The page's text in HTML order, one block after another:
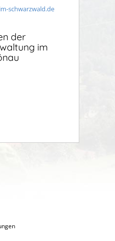
schwarzwald.de
der
im